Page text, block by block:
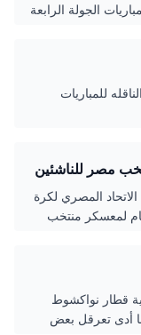
الجولة الرابعة
الناقله للمباريات
مصر للناشئين
المصري لكرة
لمعسكر منتخب
قطار نواكشوط
أدى تعرقل بعض